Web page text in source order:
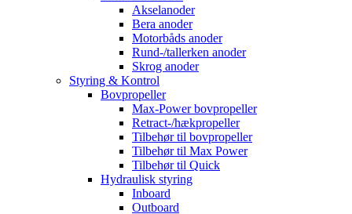
Akselanoder
Bera anoder
Motorbåds anoder
Rund-/tallerken anoder
Skrog anoder
Styring & Kontrol
Bovpropeller
Max-Power bovpropeller
Retract-/hækpropeller
Tilbehør til bovpropeller
Tilbehør til Max Power
Tilbehør til Quick
Hydraulisk styring
Inboard
Outboard